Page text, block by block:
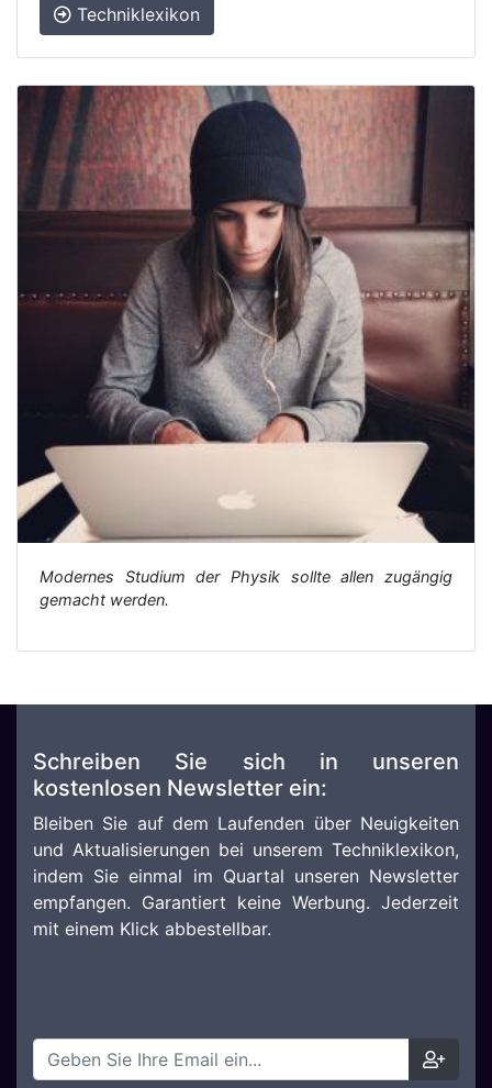
Techniklexikon
Modernes Studium der Physik sollte allen zugängig
gemacht werden.
Schreiben Sie sich in unseren
kostenlosen Newsletter ein:
Bleiben Sie auf dem Laufenden über Neuigkeiten
und Aktualisierungen bei unserem Techniklexikon,
indem Sie einmal im Quartal unseren Newsletter
empfangen. Garantiert keine Werbung. Jederzeit
mit einem Klick abbestellbar.